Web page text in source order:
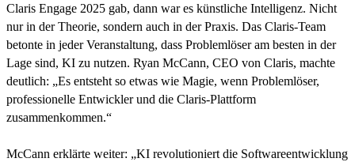
Claris Engage 2025 gab, dann war es künstliche Intelligenz. Nicht
nur in der Theorie, sondern auch in der Praxis. Das Claris-Team
betonte in jeder Veranstaltung, dass Problemlöser am besten in der
Lage sind, KI zu nutzen. Ryan McCann, CEO von Claris, machte
deutlich: „Es entsteht so etwas wie Magie, wenn Problemlöser,
professionelle Entwickler und die Claris-Plattform
zusammenkommen.“
McCann erklärte weiter: „KI revolutioniert die Softwareentwicklung